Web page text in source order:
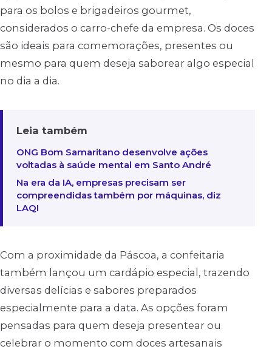
para os bolos e brigadeiros gourmet,
considerados o carro-chefe da empresa. Os doces
são ideais para comemorações, presentes ou
mesmo para quem deseja saborear algo especial
no dia a dia.
Leia também
ONG Bom Samaritano desenvolve ações
voltadas à saúde mental em Santo André
Na era da IA, empresas precisam ser
compreendidas também por máquinas, diz
LAQI
Com a proximidade da Páscoa, a confeitaria
também lançou um cardápio especial, trazendo
diversas delícias e sabores preparados
especialmente para a data. As opções foram
pensadas para quem deseja presentear ou
celebrar o momento com doces artesanais